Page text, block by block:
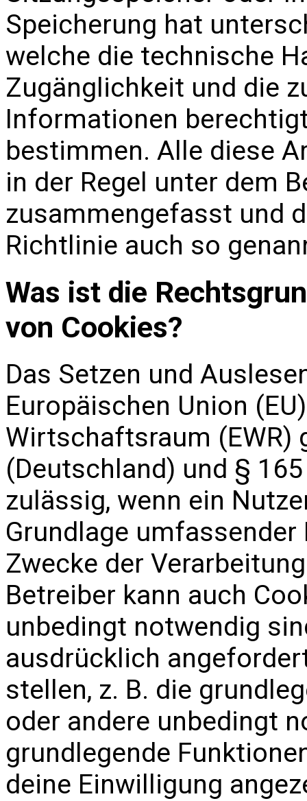
Speicherung hat
welche die technische
Zugänglichkeit und die
Informationen
bestimmen. Alle diese
in der Regel unter dem
zusammengefasst und
Richtlinie auch so
Was ist die
von Cookies?
Das Setzen und
Europäischen Union
Wirtschaftsraum (EWR)
(Deutschland) und §
zulässig, wenn ein
Grundlage
Zwecke der
Betreiber kann auch
unbedingt notwendig
ausdrücklich
stellen, z. B. die
oder andere unbedingt
grundlegende
deine Einwilligung